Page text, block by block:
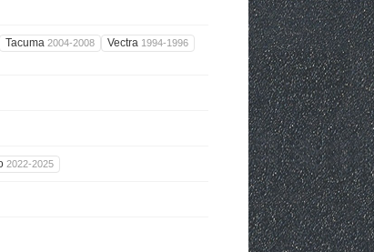
Tacuma 2004-2008 Vectra 1994-1996
2022-2025